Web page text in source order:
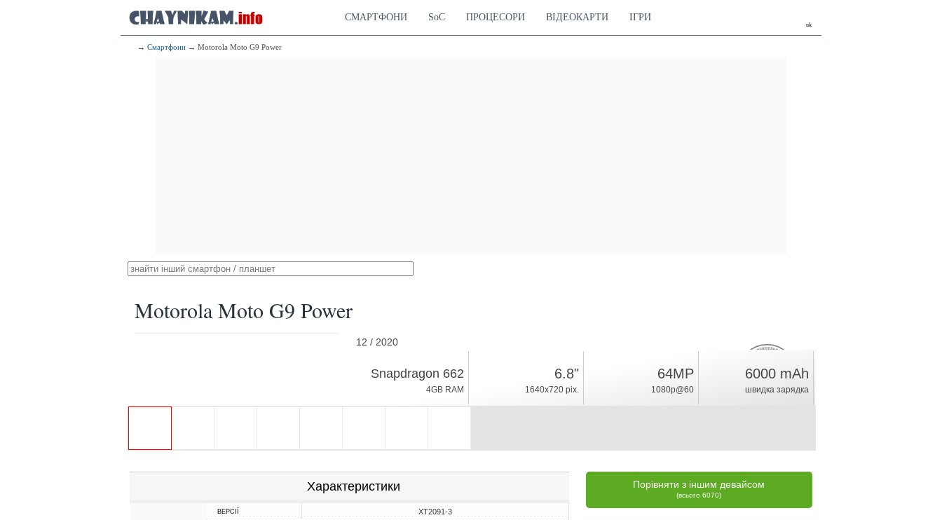
uk
СМАРТФОНИ SoC ПРОЦЕСОРИ ВІДЕОКАРТИ ІГРИ
→ Смартфони → Motorola Moto G9 Power
Motorola Moto G9 Power
12 / 2020
Android 10
6.4%
рейтинг
Snapdragon 662
4GB RAM
6.8"
1640x720 pix.
64MP
1080p@60
6000 mAh
швидка зарядка
Характеристики
ВЕРСІЇ XT2091-3
Порівняти з іншим девайсом
(всього 6070)